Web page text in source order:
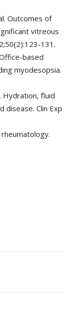
Outcomes of
vitreous
131.
based
myodesopsia.
Hydration, fluid
disease. Clin Exp
rheumatology.